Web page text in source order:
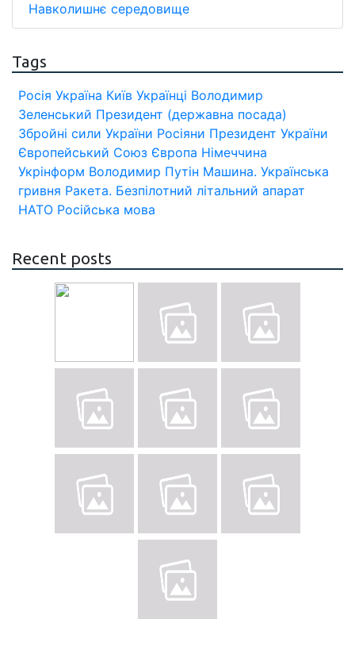
Навколишнє середовище
Tags
Росія Україна Київ Українці Володимир
Зеленський Президент (державна посада)
Збройні сили України Росіяни Президент України
Європейський Союз Європа Німеччина
Укрінформ Володимир Путін Машина. Українська
гривня Ракета. Безпілотний літальний апарат
НАТО Російська мова
Recent posts